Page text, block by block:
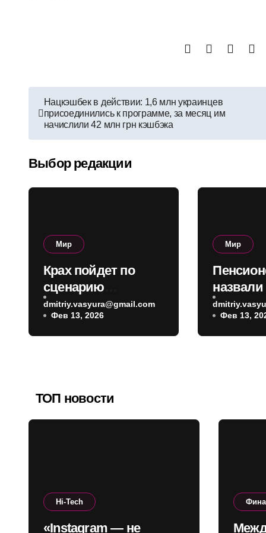
Навигация
по
Нацкэшбек в действии: 1,6 млн украинцев
присоединились к программе, за месяц им
начислили 42 млн грн кэшбэка
Выбор редакции
Мир
Крах пойдет по
сценарию
Венесуэлы: Зейхан
о том, как может
выглядеть коллапс
dmitriy.vasyura@gmail.com
Фев 13, 2026
Мир
нужно
апреля
Фев 13,
ТОП новости
Hi-Tech
«Instagram — не